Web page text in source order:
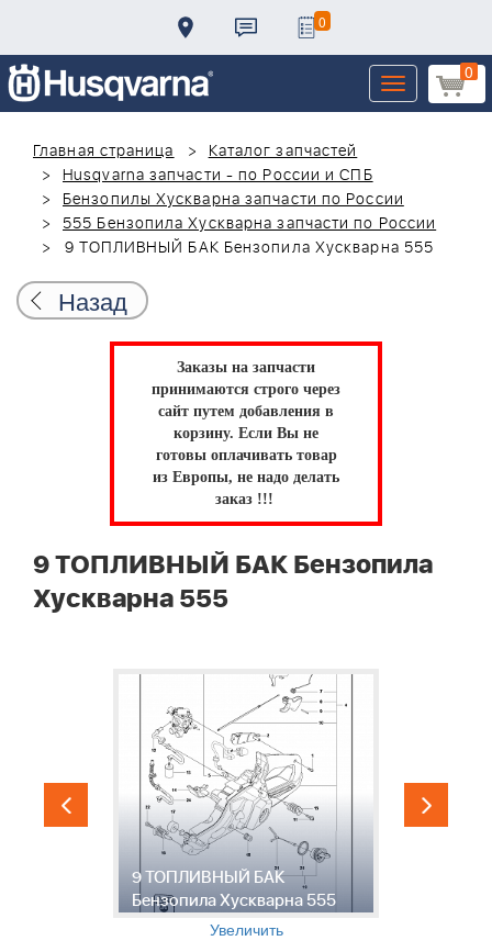
0
0
Toggle
navigation
Главная страница
Каталог запчастей
Husqvarna запчасти - по России и СПБ
Бензопилы Хускварна запчасти по России
555 Бензопила Хускварна запчасти по России
9 ТОПЛИВНЫЙ БАК Бензопила Хускварна 555
Назад
Заказы на запчасти
принимаются строго через
сайт путем добавления в
корзину. Если Вы не
готовы оплачивать товар
из Европы, не надо делать
заказ !!!
9 ТОПЛИВНЫЙ БАК Бензопила
Хускварна 555
9 ТОПЛИВНЫЙ БАК
Бензопила Хускварна 555
Увеличить